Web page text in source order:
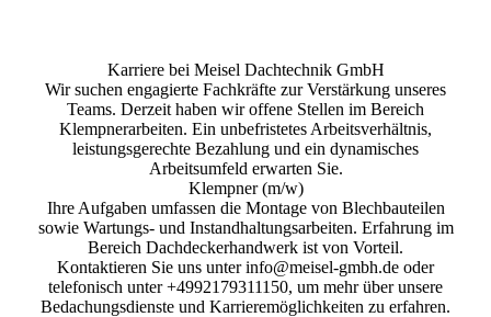
Karriere bei Meisel Dachtechnik GmbH
Wir suchen engagierte Fachkräfte zur Verstärkung unseres
Teams. Derzeit haben wir offene Stellen im Bereich
Klempnerarbeiten. Ein unbefristetes Arbeitsverhältnis,
leistungsgerechte Bezahlung und ein dynamisches
Arbeitsumfeld erwarten Sie.
Klempner (m/w)
Ihre Aufgaben umfassen die Montage von Blechbauteilen
sowie Wartungs- und Instandhaltungsarbeiten. Erfahrung im
Bereich Dachdeckerhandwerk ist von Vorteil.
Kontaktieren Sie uns unter info@meisel-gmbh.de oder
telefonisch unter +4992179311150, um mehr über unsere
Bedachungsdienste und Karrieremöglichkeiten zu erfahren.